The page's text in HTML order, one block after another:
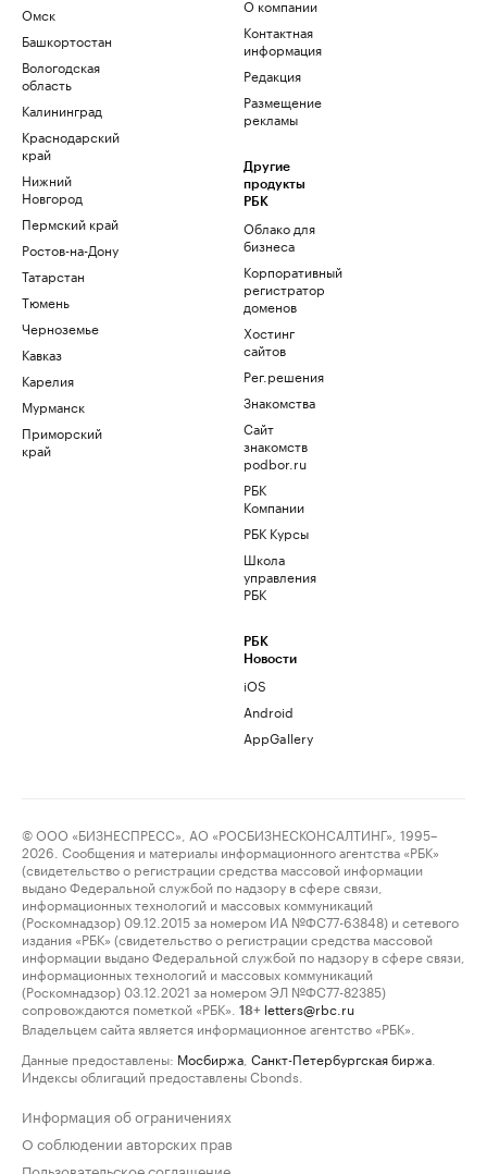
Омск
Башкортостан
Вологодская
область
Калининград
Краснодарский
край
Нижний
Новгород
Пермский край
Ростов-на-Дону
Татарстан
Тюмень
Черноземье
Кавказ
Карелия
Мурманск
Приморский
край
О компании
Контактная
информация
Редакция
Размещение
рекламы
Другие
продукты
РБК
Облако для
бизнеса
Корпоративный
регистратор
доменов
Хостинг
сайтов
Рег.решения
Знакомства
Сайт
знакомств
podbor.ru
РБК
Компании
РБК Курсы
Школа
управления
РБК
РБК
Новости
iOS
Android
AppGallery
© ООО «БИЗНЕСПРЕСС», АО «РОСБИЗНЕСКОНСАЛТИНГ», 1995–
2026. Сообщения и материалы информационного агентства «РБК»
(свидетельство о регистрации средства массовой информации
выдано Федеральной службой по надзору в сфере связи,
информационных технологий и массовых коммуникаций
(Роскомнадзор) 09.12.2015 за номером ИА №ФС77-63848) и сетевого
издания «РБК» (свидетельство о регистрации средства массовой
информации выдано Федеральной службой по надзору в сфере связи,
информационных технологий и массовых коммуникаций
(Роскомнадзор) 03.12.2021 за номером ЭЛ №ФС77-82385)
сопровождаются пометкой «РБК».
18+ letters@rbc.ru
Владельцем сайта является информационное агентство «РБК».
Данные предоставлены: Мосбиржа Санкт-Петербургская биржа
Индексы облигаций предоставлены Cbonds.
Информация об ограничениях
О соблюдении авторских прав
Пользовательское соглашение